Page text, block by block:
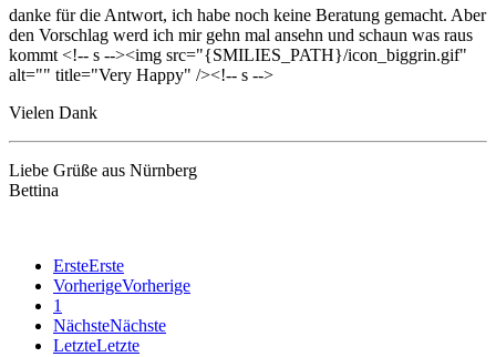
danke für die Antwort, ich habe noch keine Beratung gemacht. Aber
den Vorschlag werd ich mir gehn mal ansehn und schaun was raus
kommt <!-- s --><img src="{SMILIES_PATH}/icon_biggrin.gif"
alt="" title="Very Happy" /><!-- s -->
Vielen Dank
Liebe Grüße aus Nürnberg
Bettina
ErsteErste
VorherigeVorherige
1
NächsteNächste
LetzteLetzte